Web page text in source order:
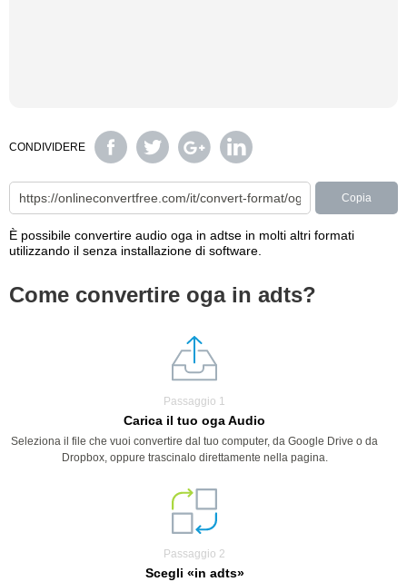
CONDIVIDERE
Copia
È possibile convertire audio oga in adtse in molti altri formati
utilizzando il senza installazione di software.
Come convertire oga in adts?
Passaggio 1
Carica il tuo oga Audio
Seleziona il file che vuoi convertire dal tuo computer, da Google Drive o da
Dropbox, oppure trascinalo direttamente nella pagina.
Passaggio 2
Scegli «in adts»